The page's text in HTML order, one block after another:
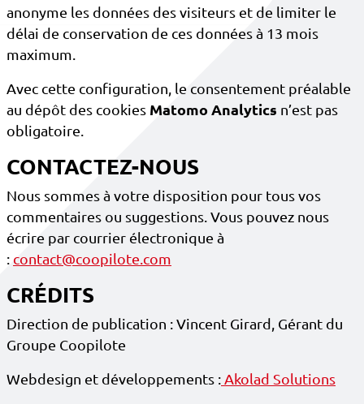
anonyme les données des visiteurs et de limiter le
délai de conservation de ces données à 13 mois
maximum.
Avec cette configuration, le consentement préalable
au dépôt des cookies Matomo Analytics n’est pas
obligatoire.
CONTACTEZ-NOUS
Nous sommes à votre disposition pour tous vos
commentaires ou suggestions. Vous pouvez nous
écrire par courrier électronique à
: contact@coopilote.com
CRÉDITS
Direction de publication : Vincent Girard, Gérant du
Groupe Coopilote
Webdesign et développements : Akolad Solutions